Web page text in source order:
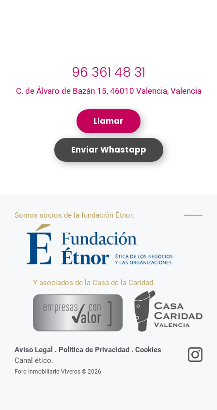
96 361 48 31
C. de Álvaro de Bazán 15, 46010 Valencia, Valencia
Llamar
Enviar Whastapp
Somos socios de la fundación Étnor.
Y asociados de la Casa de la Caridad.
Aviso Legal . Política de Privacidad . Cookies
Canal ético.
Foro Inmobiliario Viveros © 2026